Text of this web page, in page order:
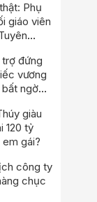
Phụ
giáo viên
trợ đứng
vương
bất ngờ
giàu
120 tỷ
gái?
công ty
chục